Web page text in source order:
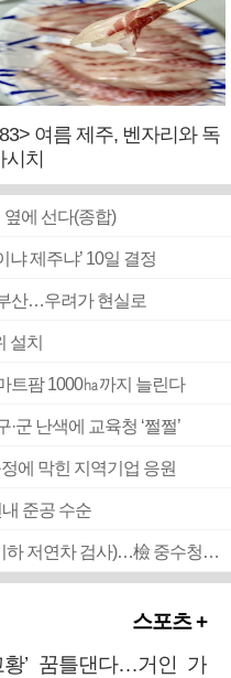
여름 제주, 벤자리와 독
시치
에 선다(종합)
냐 제주냐’ 10일 결정
산…우려가 현실로
설치
트팜 1000㏊까지 늘린다
난색에 교육청 ‘쩔쩔’
에 막힌 지역기업 응원
준공 수순
■ 검사 신분 버리고 직급하향(10년 이하 저연차 검사)…檢 중수청행 기피
스포츠 +
황’ 꿈틀댄다…거인 가